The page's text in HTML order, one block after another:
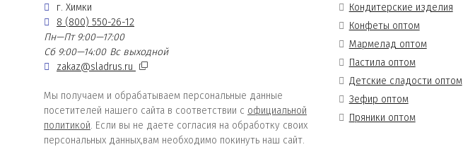
г. Химки
8 (800) 550-26-12
Пн—Пт 9:00—17:00
Сб 9:00—14:00 Вс выходной
zakaz@sladrus.ru
Мы получаем и обрабатываем персональные данные
посетителей нашего сайта в соответствии с официальной
политикой. Если вы не даете согласия на обработку своих
персональных данных,вам необходимо покинуть наш сайт.
Кондитерские изделия
Конфеты оптом
Мармелад оптом
Пастила оптом
Детские сладости оптом
Зефир оптом
Пряники оптом